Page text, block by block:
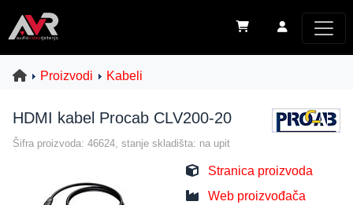
Proizvodi Kabeli
HDMI kabel Procab CLV200-20
Šifra proizvoda: 46624, stanje skladišta: na upit
Stranica proizvoda
Web proizvođača